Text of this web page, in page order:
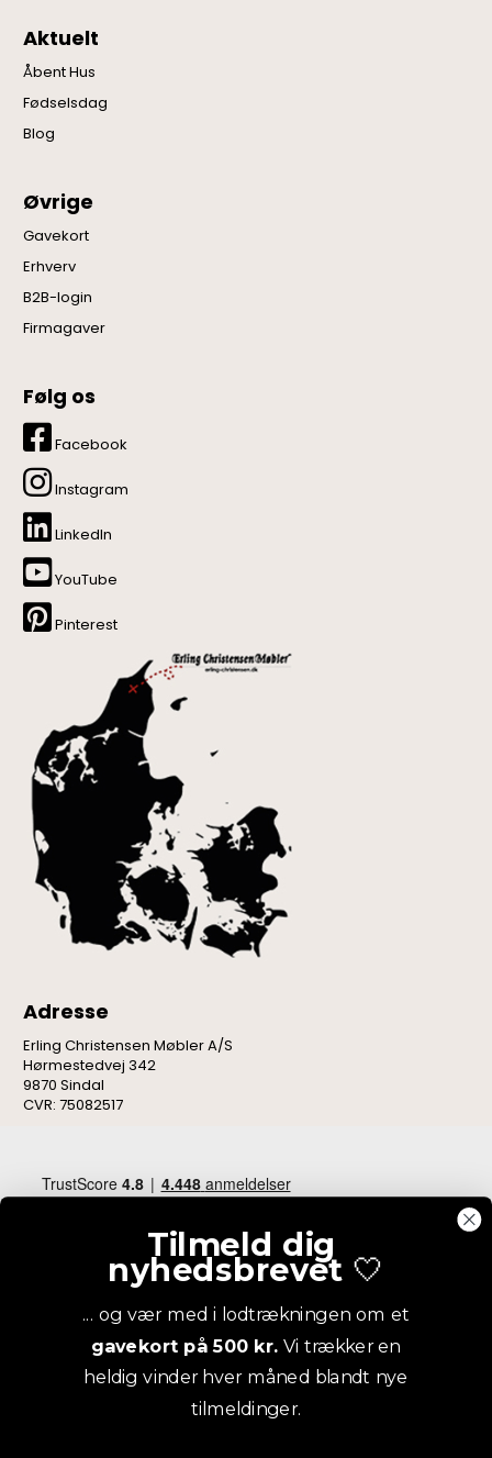
Aktuelt
Åbent Hus
Fødselsdag
Blog
Øvrige
Gavekort
Erhverv
B2B-login
Firmagaver
Følg os
Facebook
Instagram
LinkedIn
YouTube
Pinterest
Adresse
Erling Christensen Møbler A/S
Hørmestedvej 342
9870 Sindal
CVR: 75082517
Tilmeld dig
nyhedsbrevet 🤍
... og vær med i lodtrækningen om et
gavekort på 500 kr. Vi trækker en
heldig vinder hver måned blandt nye
tilmeldinger.